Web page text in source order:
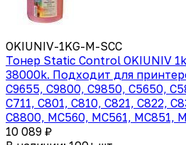
OKIUNIV-1KG-M-SCC
Тонер Static Control OKIUNIV
38000k. Подходит для
C9655, C9800, C9850, C5650,
C711, C801, C810, C821, C822,
C8800, MC560, MC561, MC851,
10 089 ₽